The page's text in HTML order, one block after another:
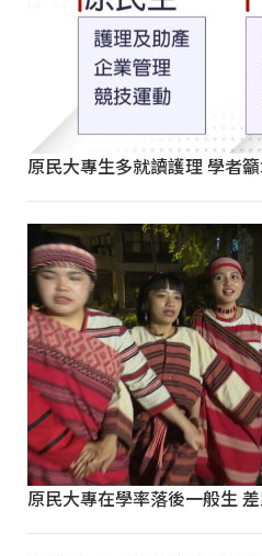
原民大專生多就讀護理 學者
原民大專在學率落後一般生